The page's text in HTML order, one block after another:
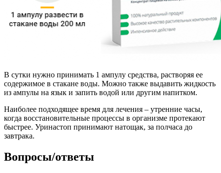
В сутки нужно принимать 1 ампулу средства, растворяя ее
содержимое в стакане воды. Можно также выдавить жидкость
из ампулы на язык и запить водой или другим напитком.
Наиболее подходящее время для лечения – утренние часы,
когда восстановительные процессы в организме протекают
быстрее. Уринастоп принимают натощак, за полчаса до
завтрака.
Вопросы/ответы